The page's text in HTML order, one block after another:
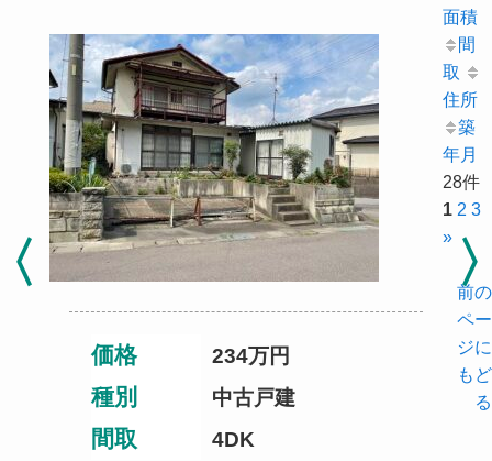
価格 234万円
種別 中古戸建
間取 4DK
面積
間
取
住所
築
年月
28件
1 2 3
»
前の
ペー
ジに
もど
る